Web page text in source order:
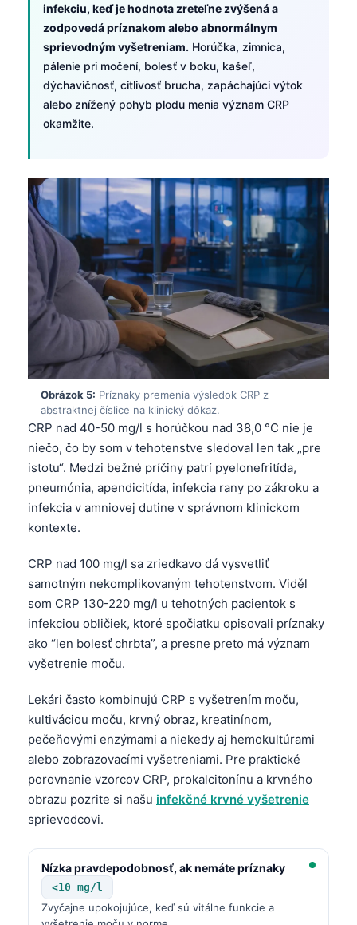
infekciu, keď je hodnota zreteľne zvýšená a
zodpovedá príznakom alebo abnormálnym
sprievodným vyšetreniam. Horúčka, zimnica,
pálenie pri močení, bolesť v boku, kašeľ,
dýchavičnosť, citlivosť brucha, zapáchajúci výtok
alebo znížený pohyb plodu menia význam CRP
okamžite.
Obrázok 5: Príznaky premenia výsledok CRP z
abstraktnej číslice na klinický dôkaz.
CRP nad 40-50 mg/l s horúčkou nad 38,0 °C nie je
niečo, čo by som v tehotenstve sledoval len tak „pre
istotu“. Medzi bežné príčiny patrí pyelonefritída,
pneumónia, apendicitída, infekcia rany po zákroku a
infekcia v amniovej dutine v správnom klinickom
kontexte.
CRP nad 100 mg/l sa zriedkavo dá vysvetliť
samotným nekomplikovaným tehotenstvom. Viděl
som CRP 130-220 mg/l u tehotných pacientok s
infekciou obličiek, ktoré spočiatku opisovali príznaky
ako “len bolesť chrbta”, a presne preto má význam
vyšetrenie moču.
Lekári často kombinujú CRP s vyšetrením moču,
kultiváciou moču, krvný obraz, kreatinínom,
pečeňovými enzýmami a niekedy aj hemokultúrami
alebo zobrazovacími vyšetreniami. Pre praktické
porovnanie vzorcov CRP, prokalcitonínu a krvného
obrazu pozrite si našu infekčné krvné vyšetrenie
sprievodcovi.
Nízka pravdepodobnosť, ak nemáte príznaky
<10 mg/l
Zvyčajne upokojujúce, keď sú vitálne funkcie a